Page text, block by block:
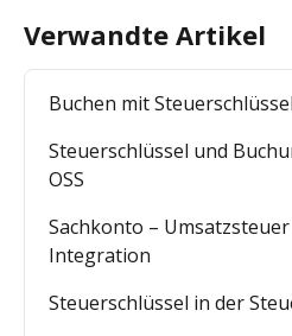
Verwandte Artikel
Buchen mit
Steuerschlüssel und
OSS
Sachkonto –
Integration
Steuerschlüssel in der